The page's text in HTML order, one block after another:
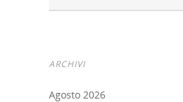
ARCHIVI
Agosto 2026